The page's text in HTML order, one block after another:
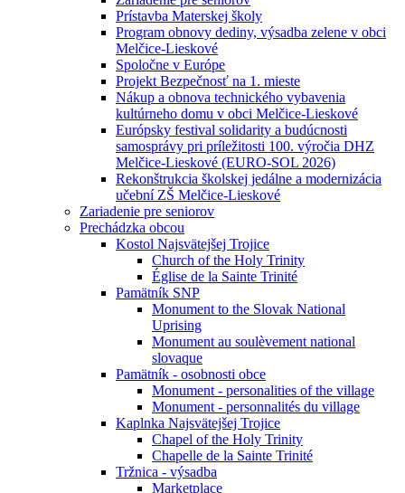
Prístavba Materskej školy
Program obnovy dediny, výsadba zelene v obci
Melčice-Lieskové
Spoločne v Európe
Projekt Bezpečnosť na 1. mieste
Nákup a obnova technického vybavenia
kultúrneho domu v obci Melčice-Lieskové
Európsky festival solidarity a budúcnosti
samosprávy pri príležitosti 100. výročia DHZ
Melčice-Lieskové (EURO-SOL 2026)
Rekonštrukcia školskej jedálne a modernizácia
učební ZŠ Melčice-Lieskové
Zariadenie pre seniorov
Prechádzka obcou
Kostol Najsvätejšej Trojice
Church of the Holy Trinity
Église de la Sainte Trinité
Pamätník SNP
Monument to the Slovak National
Uprising
Monument au soulèvement national
slovaque
Pamätník - osobnosti obce
Monument - personalities of the village
Monument - personnalités du village
Kaplnka Najsvätejšej Trojice
Chapel of the Holy Trinity
Chapelle de la Sainte Trinité
Tržnica - výsadba
Marketplace